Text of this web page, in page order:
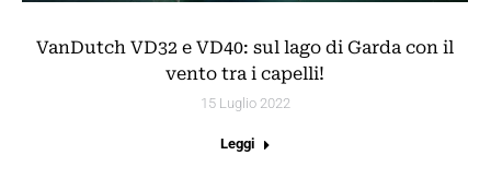
VanDutch VD32 e VD40: sul lago di Garda con il
vento tra i capelli!
15 Luglio 2022
Leggi